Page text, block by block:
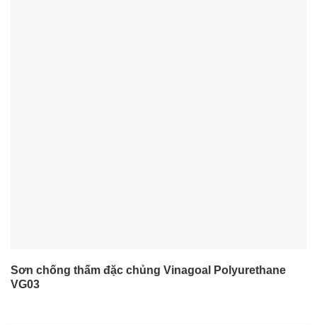
Sơn chống thấm đặc chủng Vinagoal Polyurethane
VG03